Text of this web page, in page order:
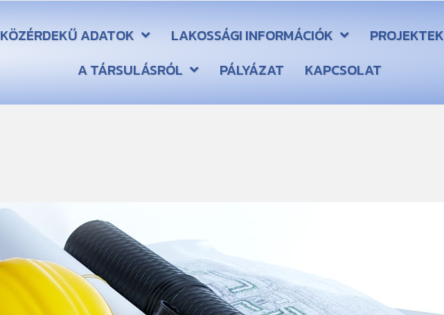
KÖZÉRDEKŰ ADATOK LAKOSSÁGI INFORMÁCIÓK
PROJEKTEK
A TÁRSULÁSRÓL
PÁLYÁZAT KAPCSOLAT